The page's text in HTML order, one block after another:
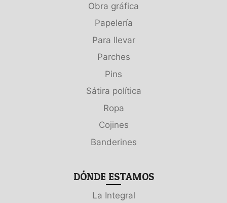
Obra gráfica
Papelería
Para llevar
Parches
Pins
Sátira política
Ropa
Cojines
Banderines
DÓNDE ESTAMOS
La Integral